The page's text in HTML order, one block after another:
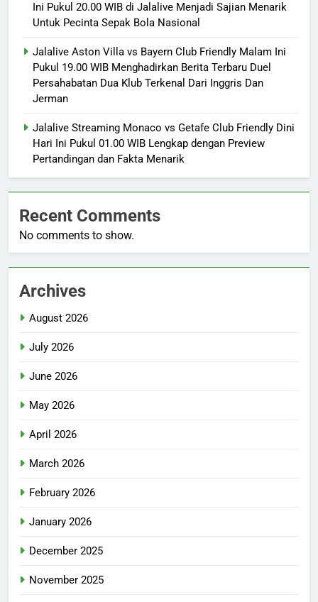
Ini Pukul 20.00 WIB di Jalalive Menjadi Sajian Menarik
Untuk Pecinta Sepak Bola Nasional
Jalalive Aston Villa vs Bayern Club Friendly Malam Ini
Pukul 19.00 WIB Menghadirkan Berita Terbaru Duel
Persahabatan Dua Klub Terkenal Dari Inggris Dan
Jerman
Jalalive Streaming Monaco vs Getafe Club Friendly Dini
Hari Ini Pukul 01.00 WIB Lengkap dengan Preview
Pertandingan dan Fakta Menarik
Recent Comments
No comments to show.
Archives
August 2026
July 2026
June 2026
May 2026
April 2026
March 2026
February 2026
January 2026
December 2025
November 2025